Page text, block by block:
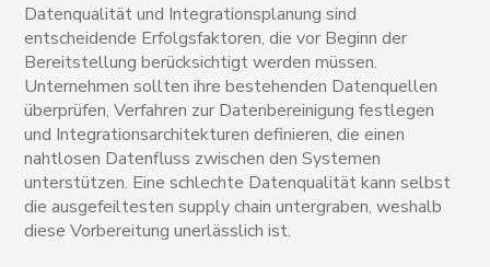
Datenqualität und Integrationsplanung sind
entscheidende Erfolgsfaktoren, die vor Beginn der
Bereitstellung berücksichtigt werden müssen.
Unternehmen sollten ihre bestehenden Datenquellen
überprüfen, Verfahren zur Datenbereinigung festlegen
und Integrationsarchitekturen definieren, die einen
nahtlosen Datenfluss zwischen den Systemen
unterstützen. Eine schlechte Datenqualität kann selbst
die ausgefeiltesten supply chain untergraben, weshalb
diese Vorbereitung unerlässlich ist.